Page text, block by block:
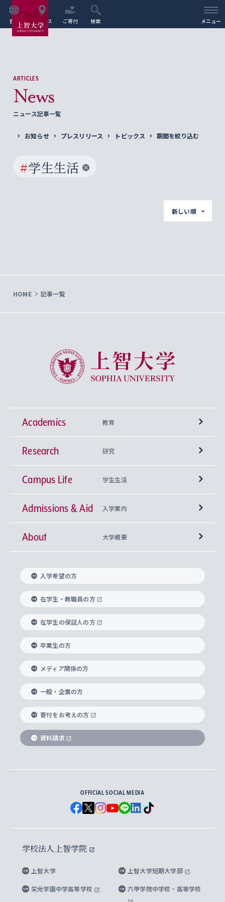
言語 アクセス ご寄付 検索 メニュー
ARTICLES
News
ニュース記事一覧
お知らせ プレスリリース トピックス 期間を絞り込む
#学生生活
新しい順
HOME 記事一覧
上智大学 Sophia University
Academics 教育
学部
神学部
文学部
総合人間科学部
経済学部
外国語学部
総合グローバル学部
国際教養学部
理工学部
Futures） – 持続可能な未来を考える６学科連携
興味から学科を探す
上智大学の全学共通教育
基盤教育センター
キリスト教人間学
身体知
思考と表現
データサイエンス
上智大学の語学教育
言語教育研究センター
上智大学のグローバル教育
グローバル教育センター
上智大学で学ぶ
海外で学ぶ
学びのサポート
大学院
神学研究科
実践宗教学研究科
総合人間科学研究科
経済学研究科
グローバル・スタディーズ研究科
助産学専攻科
生涯学習
Research 研究
研究所 等
キリスト教文化研究所
中世思想研究所
国際言語情報研究所
グローバル・コンサーン研究所
比較文化研究所
ヨーロッパ研究所
アジア文化研究所
アメリカ・カナダ研究所
メディア・ジャーナリズム研究所
水稀少社会研究センター
先進機械・構造材料イノベーションセンター
Sophia Open Research Weeks (SORW)
産官学連携
知的財産
研究支援制度
重点領域研究・自由課題研究
研究活動に関する法令・研究費の使用について
Campus Life 学生生活
学期区分と授業時間割
課外活動
課外教育プログラム
ボランティア活動
グローバルな学びのコミュニティ
学生の相談窓口
心身の健康相談
ハラスメント防止の取り組み
障がいのある学生への支援
キャリア形成サポート
キャリア形成支援プログラム
就職（内定先）・進路統計
企業の採用ご担当者様へのご案内
住まいのサポート
Admissions & Aid 入学案内
上智大学で取得できる学位
入れの方針）
科目等履修生
研究生・外国人特別研究生・国費留学生
交換留学生(海外大学から上智大学で学ぶ)
ノンディグリー生
Sophia Short-term Program受講生
学費・奨学金
学部入学前に出願する奨学金
国による高等教育の修学支援新制度
大学院生対象の奨学金
海外留学する際の費用と奨学金
About 大学概要
理事長・学長メッセージ
学長・副学長紹介
上智大学の精神
上智大学の理念
上智大学の沿革
ソフィア・アーカイブズ
上智大学とカトリック
グローバルエンゲージメント
上智大学を訪れた世界の知性
国連Weeks・アフリカWeeks
ダイバーシティ＆サステナビリティへの取り組み
上智大学公式ソーシャルメディア
学校法人上智学院について
数字で見る上智大学
上智大学のネットワーク
父母・保証人とのネットワーク
学外とのネットワーク
上智大学の出版物
上智大学大学案内・大学院案内
英文広報誌 SOPHIA magazine
上智大学のビジュアル・アイデンティティ
上智大学ビジュアル・アイデンティティ
上智大学校歌 ・上智大学学生歌
上智大学への取材・キャンパスでの撮影について
上智大学の公開情報
上智大学の教育研究活動等の情報公表
キャンパス案内
入学希望の方
在学生・教職員の方
在学生の保証人の方
卒業生の方
メディア関係の方
一般・企業の方
寄付をお考えの方
資料請求
OFFICIAL SOCIAL MEDIA
学校法人上智学院
上智大学 上智大学短期大学部
栄光学園中学高等学校 六甲学院中学校・高等学校